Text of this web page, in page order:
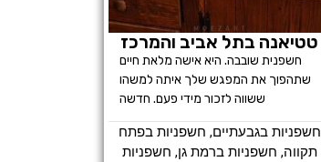
טטיאנה בתל אביב והמרכז
חשפנית שובבה. היא אישה מלאת חיים
שתהפוך את המפגש שלך איתה למשהו
ששווה לזכור מידי פעם. חדשה
חשפניות בגבעתיים, חשפניות בפתח
תקווה, חשפניות ברמת גן, חשפניות